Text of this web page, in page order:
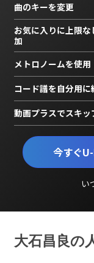
今すぐ
い
曲のキーを変更
お気に入りに上限
加
メトロノームを使用
コード譜を自分用に
動画プラスでスキッ
大石昌良の